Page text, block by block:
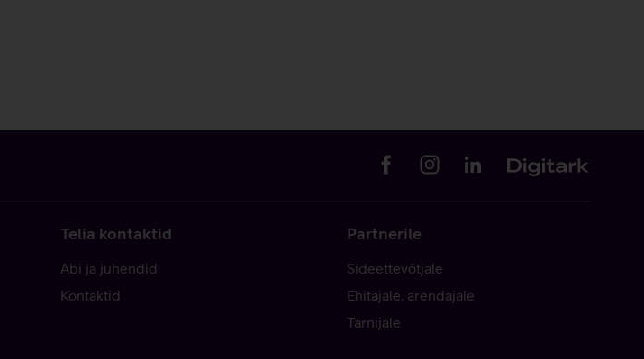
Telia kontaktid
Abi ja juhendid
Kontaktid
Partnerile
Sideettevõtjale
Ehitajale, arendajale
Tarnijale